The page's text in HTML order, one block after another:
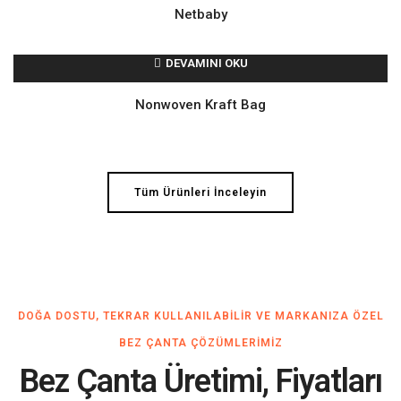
Netbaby
DEVAMINI OKU
Nonwoven Kraft Bag
Tüm Ürünleri İnceleyin
DOĞA DOSTU, TEKRAR KULLANILABILIR VE MARKANIZA ÖZEL
BEZ ÇANTA ÇÖZÜMLERIMIZ
Bez Çanta Üretimi, Fiyatları